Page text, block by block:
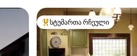
სტუმართა რჩეული მოწინავე
სტუმართა რჩეული